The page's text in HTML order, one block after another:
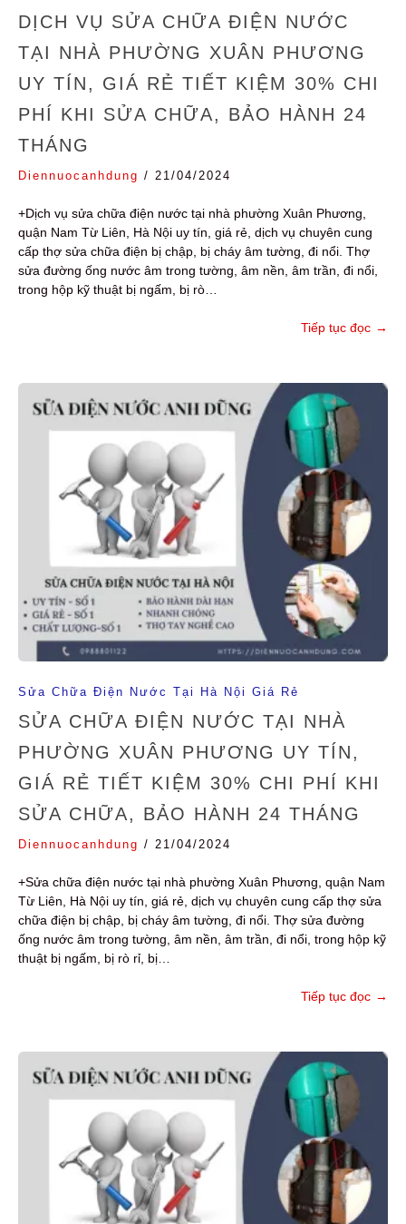
DỊCH VỤ SỬA CHỮA ĐIỆN NƯỚC
TẠI NHÀ PHƯỜNG XUÂN PHƯƠNG
UY TÍN, GIÁ RẺ TIẾT KIỆM 30% CHI
PHÍ KHI SỬA CHỮA, BẢO HÀNH 24
THÁNG
Diennuocanhdung / 21/04/2024
+Dịch vụ sửa chữa điện nước tại nhà phường Xuân Phương,
quận Nam Từ Liên, Hà Nội uy tín, giá rẻ, dịch vụ chuyên cung
cấp thợ sửa chữa điện bị chập, bị cháy âm tường, đi nổi. Thợ
sửa đường ống nước âm trong tường, âm nền, âm trần, đi nổi,
trong hộp kỹ thuật bị ngấm, bị rò…
Tiếp tục đọc →
Sửa Chữa Điện Nước Tại Hà Nội Giá Rẻ
SỬA CHỮA ĐIỆN NƯỚC TẠI NHÀ
PHƯỜNG XUÂN PHƯƠNG UY TÍN,
GIÁ RẺ TIẾT KIỆM 30% CHI PHÍ KHI
SỬA CHỮA, BẢO HÀNH 24 THÁNG
Diennuocanhdung / 21/04/2024
+Sửa chữa điện nước tại nhà phường Xuân Phương, quận Nam
Từ Liên, Hà Nội uy tín, giá rẻ, dịch vụ chuyên cung cấp thợ sửa
chữa điện bị chập, bị cháy âm tường, đi nổi. Thợ sửa đường
ống nước âm trong tường, âm nền, âm trần, đi nổi, trong hộp kỹ
thuật bị ngấm, bị rò rỉ, bị…
Tiếp tục đọc →